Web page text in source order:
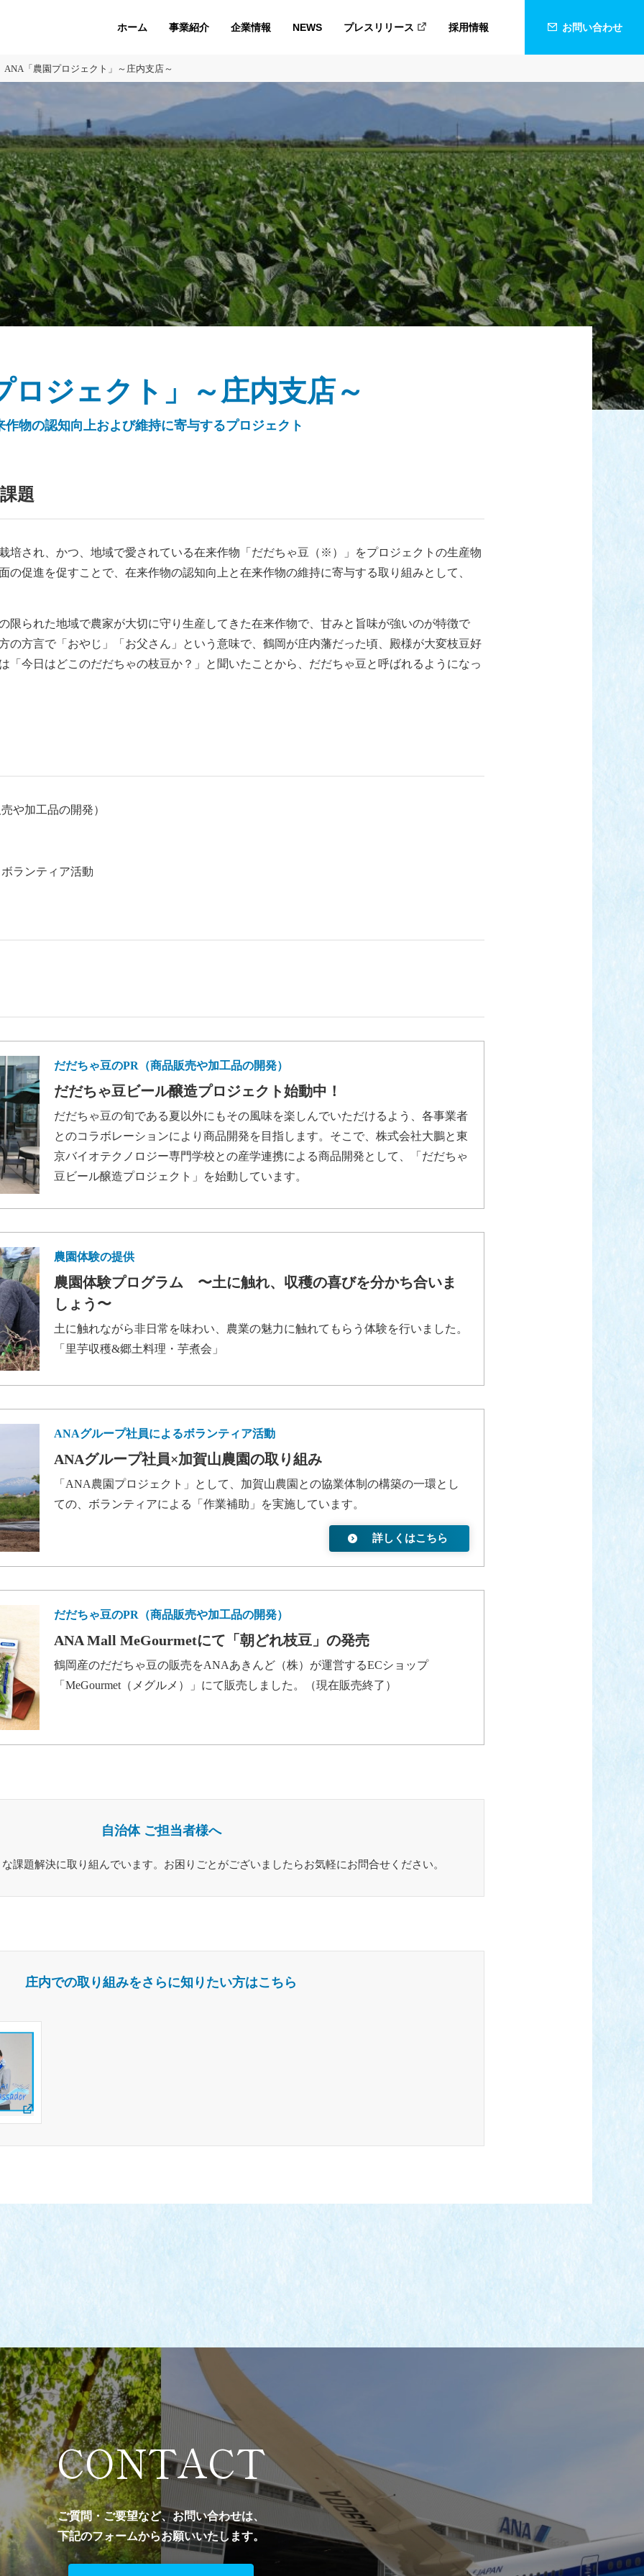
ホーム 事業紹介 企業情報 NEWS プレスリリース 採用情報 お問い合わせ
ANA「農園プロジェクト」～庄内支店～
ロジェクト」～庄内支店～
物の認知向上および維持に寄与するプロジェクト
題
培され、かつ、地域で愛されている在来作物「だだちゃ豆（※）」をプロジェクトの生産物
の促進を促すことで、在来作物の認知向上と在来作物の維持に寄与する取り組みとして、
限られた地域で農家が大切に守り生産してきた在来作物で、甘みと旨味が強いのが特徴で
の方言で「おやじ」「お父さん」という意味で、鶴岡が庄内藩だった頃、殿様が大変枝豆好
「今日はどこのだだちゃの枝豆か？」と聞いたことから、だだちゃ豆と呼ばれるようになっ
や加工品の開発）
ランティア活動
だだちゃ豆のPR（商品販売や加工品の開発）
だだちゃ豆ビール醸造プロジェクト始動中！
だだちゃ豆の旬である夏以外にもその風味を楽しんでいただけるよう、各事業者
とのコラボレーションにより商品開発を目指します。そこで、株式会社大鵬と東
京バイオテクノロジー専門学校との産学連携による商品開発として、「だだちゃ
豆ビール醸造プロジェクト」を始動しています。
農園体験の提供
農園体験プログラム 〜土に触れ、収穫の喜びを分かち合いま
しょう〜
土に触れながら非日常を味わい、農業の魅力に触れてもらう体験を行いました。
「里芋収穫&郷土料理・芋煮会」
ANAグループ社員によるボランティア活動
ANAグループ社員×加賀山農園の取り組み
「ANA農園プロジェクト」として、加賀山農園との協業体制の構築の一環とし
ての、ボランティアによる「作業補助」を実施しています。
詳しくはこちら
だだちゃ豆のPR（商品販売や加工品の開発）
ANA Mall MeGourmetにて「朝どれ枝豆」の発売
鶴岡産のだだちゃ豆の販売をANAあきんど（株）が運営するECショップ
「MeGourmet（メグルメ）」にて販売しました。（現在販売終了）
自治体 ご担当者様へ
課題解決に取り組んでいます。お困りごとがございましたらお気軽にお問合せください。
庄内での取り組みをさらに知りたい方はこちら
CONTACT
ご質問・ご要望など、お問い合わせは、
下記のフォームからお願いいたします。